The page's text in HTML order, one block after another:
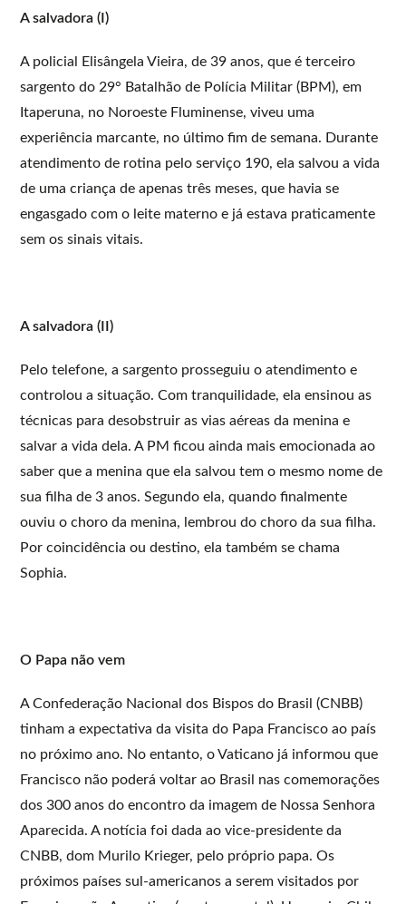
A salvadora (I)
A policial Elisângela Vieira, de 39 anos, que é terceiro
sargento do 29° Batalhão de Polícia Militar (BPM), em
Itaperuna, no Noroeste Fluminense, viveu uma
experiência marcante, no último fim de semana. Durante
atendimento de rotina pelo serviço 190, ela salvou a vida
de uma criança de apenas três meses, que havia se
engasgado com o leite materno e já estava praticamente
sem os sinais vitais.
A salvadora (II)
Pelo telefone, a sargento prosseguiu o atendimento e
controlou a situação. Com tranquilidade, ela ensinou as
técnicas para desobstruir as vias aéreas da menina e
salvar a vida dela. A PM ficou ainda mais emocionada ao
saber que a menina que ela salvou tem o mesmo nome de
sua filha de 3 anos. Segundo ela, quando finalmente
ouviu o choro da menina, lembrou do choro da sua filha.
Por coincidência ou destino, ela também se chama
Sophia.
O Papa não vem
A Confederação Nacional dos Bispos do Brasil (CNBB)
tinham a expectativa da visita do Papa Francisco ao país
no próximo ano. No entanto, o Vaticano já informou que
Francisco não poderá voltar ao Brasil nas comemorações
dos 300 anos do encontro da imagem de Nossa Senhora
Aparecida. A notícia foi dada ao vice-presidente da
CNBB, dom Murilo Krieger, pelo próprio papa. Os
próximos países sul-americanos a serem visitados por